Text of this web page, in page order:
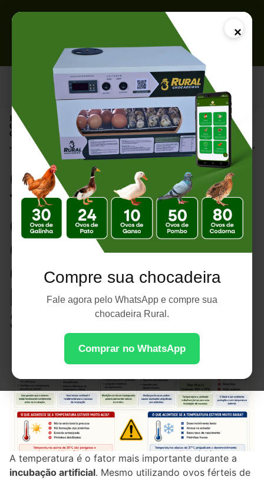
×
Compre sua chocadeira
Fale agora pelo WhatsApp e compre sua
chocadeira Rural.
Comprar no WhatsApp
Página Inicial |
Como Regular a Temperatura da Chocadeira Corretamente: Guia
Completo para uma Incubação de Sucesso
Como Regular a
Temperatura da
Chocadeira
Corretamente: Guia
Completo para uma
Incubação de
Sucesso
A temperatura é o fator mais importante durante a
incubação artificial. Mesmo utilizando ovos férteis de